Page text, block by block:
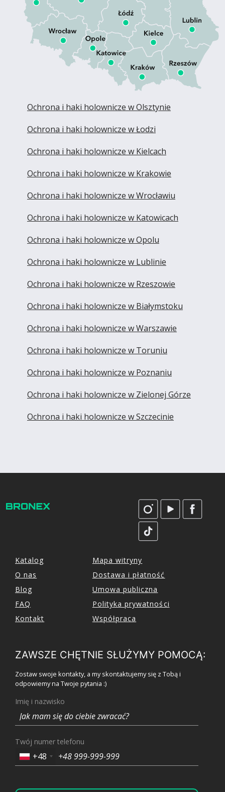
Ochrona i haki holownicze w Olsztynie
Ochrona i haki holownicze w Łodzi
Ochrona i haki holownicze w Kielcach
Ochrona i haki holownicze w Krakowie
Ochrona i haki holownicze w Wrocławiu
Ochrona i haki holownicze w Katowicach
Ochrona i haki holownicze w Opolu
Ochrona i haki holownicze w Lublinie
Ochrona i haki holownicze w Rzeszowie
Ochrona i haki holownicze w Białymstoku
Ochrona i haki holownicze w Warszawie
Ochrona i haki holownicze w Toruniu
Ochrona i haki holownicze w Poznaniu
Ochrona i haki holownicze w Zielonej Górze
Ochrona i haki holownicze w Szczecinie
Katalog
O nas
Blog
FAQ
Kontakt
Mapa witryny
Dostawa i płatność
Umowa publiczna
Polityka prywatności
Współpraca
ZAWSZE CHĘTNIE SŁUŻYMY POMOCĄ:
Zostaw swoje kontakty, a my skontaktujemy się z Tobą i
odpowiemy na Twoje pytania :)
Imię i nazwisko
Twój numer telefonu
+48